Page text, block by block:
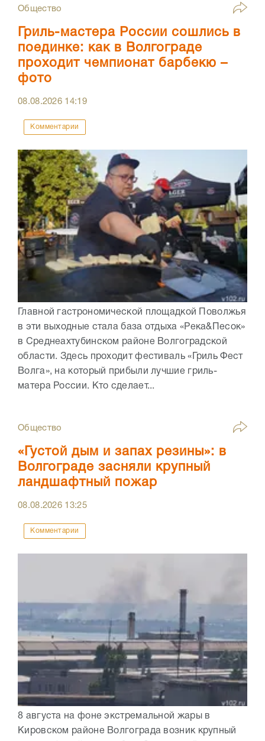
Общество
Гриль-мастера России сошлись в
поединке: как в Волгограде
проходит чемпионат барбекю –
фото
08.08.2026 14:19
Комментарии
Главной гастрономической площадкой Поволжья
в эти выходные стала база отдыха «Река&Песок»
в Среднеахтубинском районе Волгоградской
области. Здесь проходит фестиваль «Гриль Фест
Волга», на который прибыли лучшие гриль-
матера России. Кто сделает...
Общество
«Густой дым и запах резины»: в
Волгограде засняли крупный
ландшафтный пожар
08.08.2026 13:25
Комментарии
8 августа на фоне экстремальной жары в
Кировском районе Волгограда возник крупный